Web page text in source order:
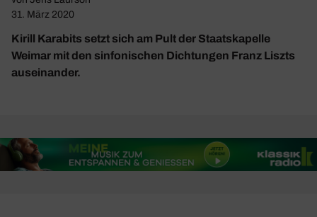
31. März 2020
Kirill Karabits setzt sich am Pult der Staatskapelle
Weimar mit den sinfonischen Dichtungen Franz Liszts
auseinander.